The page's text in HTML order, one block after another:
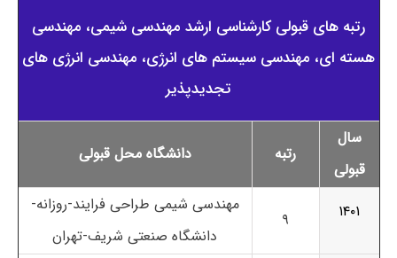
رتبه های قبولی کارشناسی ارشد مهندسی شیمی، مهندسی
هسته ای، مهندسی سیستم های انرژی، مهندسی انرژی های
تجدیدپذیر
سال
قبولی
رتبه دانشگاه محل قبولی
۱۴۰۱ ۹
مهندسی شیمی طراحی فرایند-روزانه-
دانشگاه صنعتی شریف-تهران